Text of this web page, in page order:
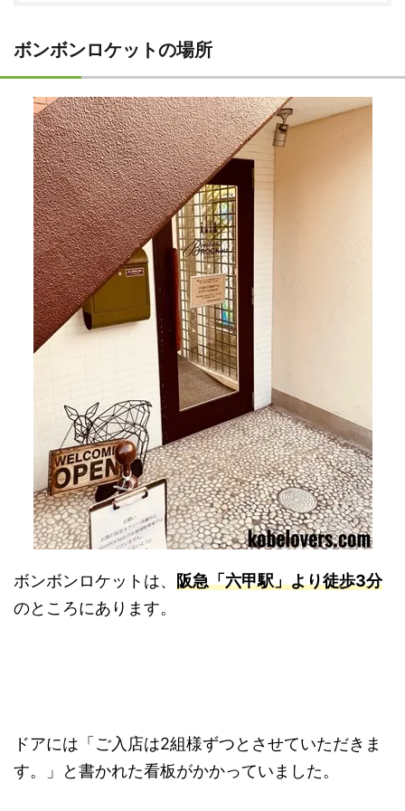
ボンボンロケットの場所
ボンボンロケットは、 阪急「六甲駅」より徒歩3分
のところにあります。
ドアには「ご入店は2組様ずつとさせていただきま
す。」と書かれた看板がかかっていました。